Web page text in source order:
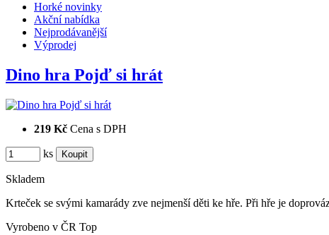
Horké novinky
Akční nabídka
Nejprodávanější
Výprodej
Dino hra Pojď si hrát
219 Kč Cena s DPH
ks
Skladem
Krteček se svými kamarády zve nejmenší děti ke hře. Při hře je
Vyrobeno v ČR Top